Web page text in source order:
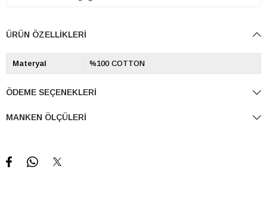
ÜRÜN ÖZELLIKLERI
Materyal %100 COTTON
ÖDEME SEÇENEKLERI
MANKEN ÖLÇÜLERI